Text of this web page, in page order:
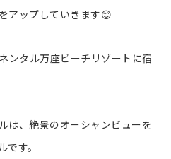
アップしていきます😊
ンタル万座ビーチリゾートに宿
は、絶景のオーシャンビューを
す。